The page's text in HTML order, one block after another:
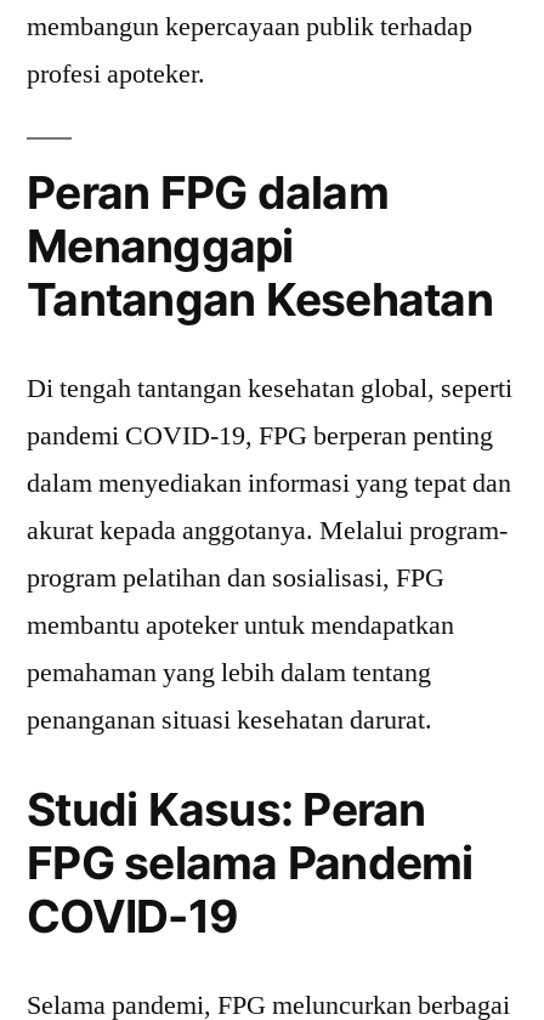
membangun kepercayaan publik terhadap
profesi apoteker.
Peran FPG dalam
Menanggapi
Tantangan Kesehatan
Di tengah tantangan kesehatan global, seperti
pandemi COVID-19, FPG berperan penting
dalam menyediakan informasi yang tepat dan
akurat kepada anggotanya. Melalui program-
program pelatihan dan sosialisasi, FPG
membantu apoteker untuk mendapatkan
pemahaman yang lebih dalam tentang
penanganan situasi kesehatan darurat.
Studi Kasus: Peran
FPG selama Pandemi
COVID-19
Selama pandemi, FPG meluncurkan berbagai